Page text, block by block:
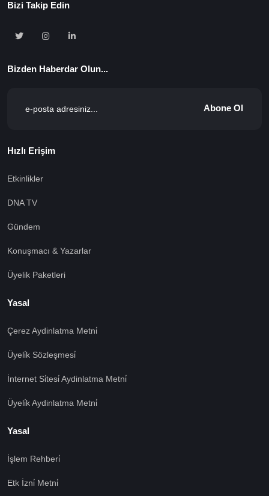
Bizi Takip Edin
Bizden Haberdar Olun...
Abone Ol
Hızlı Erişim
Etkinlikler
DNA TV
Gündem
Konuşmacı & Yazarlar
Üyelik Paketleri
Yasal
Çerez Aydinlatma Metni̇
Üyeli̇k Sözleşmesi̇
İnternet Si̇tesi̇ Aydinlatma Metni̇
Üyeli̇k Aydinlatma Metni̇
Yasal
İşlem Rehberi̇
Etk İzni̇ Metni̇